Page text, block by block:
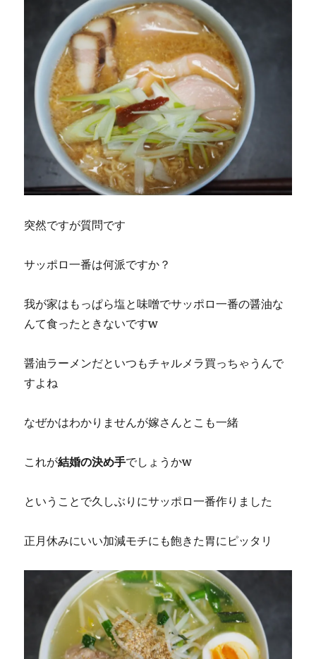
突然ですが質問です
サッポロ一番は何派ですか？
我が家はもっぱら塩と味噌でサッポロ一番の醤油な
んて食ったときないですw
醤油ラーメンだといつもチャルメラ買っちゃうんで
すよね
なぜかはわかりませんが嫁さんとこも一緒
これが結婚の決め手でしょうかw
ということで久しぶりにサッポロ一番作りました
正月休みにいい加減モチにも飽きた胃にピッタリ